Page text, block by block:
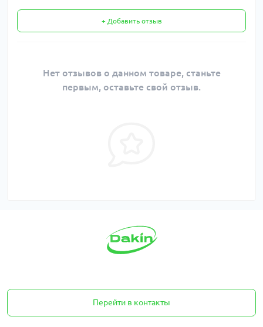
+ Добавить отзыв
Нет отзывов о данном товаре, станьте
первым, оставьте свой отзыв.
Перейти в контакты